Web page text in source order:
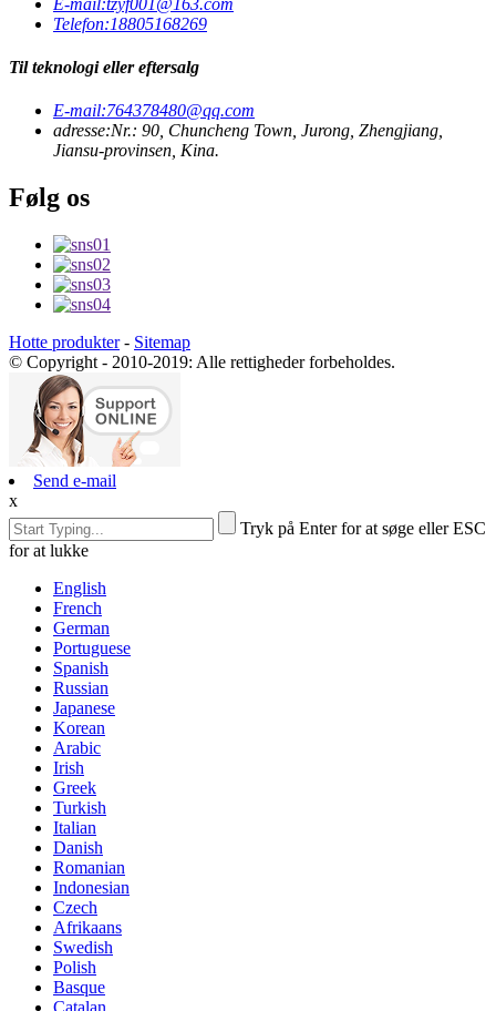
Telefon:18805168269
Til teknologi eller eftersalg
E-mail:764378480@qq.com
adresse:Nr.: 90, Chuncheng Town, Jurong, Zhengjiang,
Jiansu-provinsen, Kina.
Følg os
Hotte produkter- Sitemap
© Copyright - 2010-2019: Alle rettigheder forbeholdes.
Send e-mail
x
Tryk på Enter for at søge eller ESC
for at lukke
English
French
German
Portuguese
Spanish
Russian
Japanese
Korean
Arabic
Irish
Greek
Turkish
Italian
Danish
Romanian
Indonesian
Czech
Afrikaans
Swedish
Polish
Basque
Catalan